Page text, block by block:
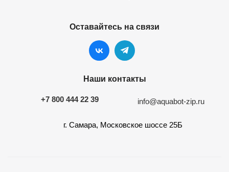
Оставайтесь на связи
Наши контакты
+7 800 444 22 39 info@aquabot-zip.ru
г. Самара, Московское шоссе 25Б